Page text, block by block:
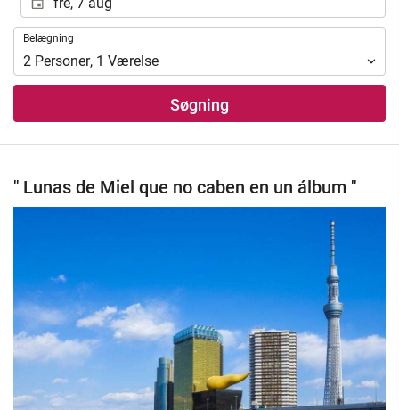
Belægning
Belægning
2 Personer, 1 Værelse
Søgning
" Lunas de Miel que no caben en un álbum "